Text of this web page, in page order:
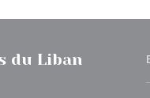
du Liban